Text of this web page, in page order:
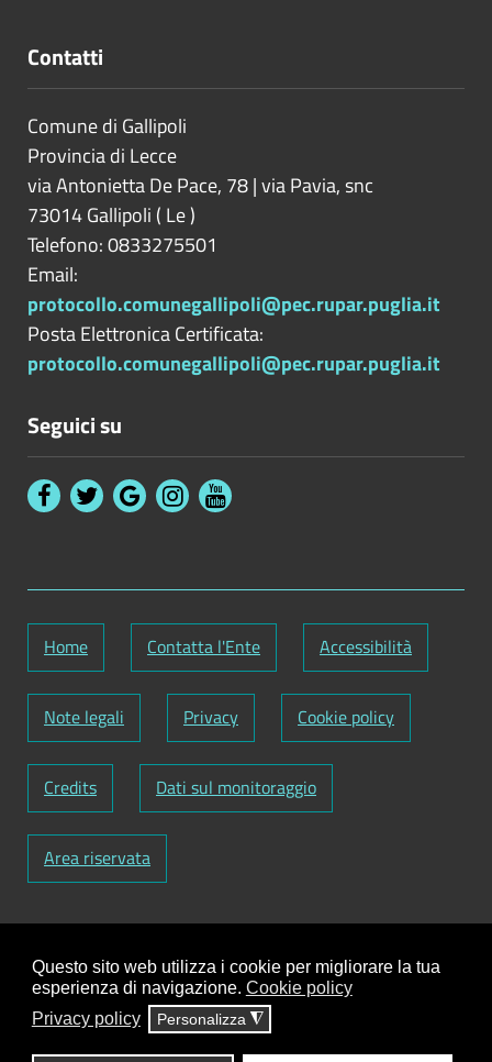
Questo sito web utilizza i cookie per migliorare la tua
esperienza di navigazione. Cookie policy
Privacy policy
Personalizza ◮
Contatti
Comune di Gallipoli
Provincia di Lecce
via Antonietta De Pace, 78 | via Pavia, snc
73014Gallipoli ( Le)
Telefono: 0833275501
Email:
protocollo.comunegallipoli@pec.rupar.puglia.it
Posta Elettronica Certificata:
protocollo.comunegallipoli@pec.rupar.puglia.it
Seguici su
Home Contatta l'Ente Accessibilità
Note legali Privacy Cookie policy
Credits Dati sul monitoraggio
Area riservata
Codice Fiscale: 82000090751-Partita IVA:
01129720759-Codice Fatturazione elettronica:
UFY1HC
Responsabile gestione sito e aggiornamento
contenuti:Antonio Scrimitore